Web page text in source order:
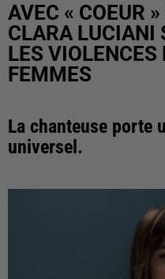
AVEC « COEUR
CLARA LUCIANI
LES VIOLENCES
FEMMES
La chanteuse porte
universel.